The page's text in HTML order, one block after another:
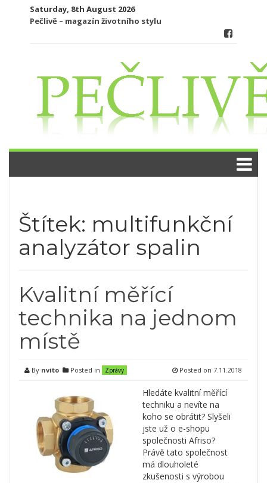
Saturday, 8th August 2026
Pečlivě – magazín životního stylu
Štítek: multifunkční
analyzátor spalin
Kvalitní měřící
technika na jednom
místě
By nvito Posted in Zprávy Posted on 7.11.2018
Hledáte kvalitní měřící
techniku a nevíte na
koho se obrátit? Slyšeli
jste už o e-shopu
společnosti Afriso?
Právě tato společnost
má dlouholeté
zkušenosti s výrobou